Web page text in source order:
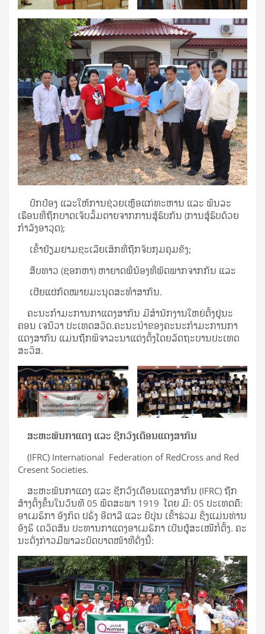
 ປົກ​ປ້ອງ ແລະ​ໃຫ້​ການ​ຊ່ວຍ​ເຫຼືອ​ແກ່​ທະ​ຫານ ແລະ ​ພົນ​ລະ​
ເຮືອນ​ທີ່​ຖືກ​ບາດ​ເຈັບ​ລົ້ມ​ຕາຍ​ຈາກ​ການ​ສູ້​ຮົບ​ກັນ (ການ​ສູ້​ຮົບ​ດ້ວຍ​
ກຳ​ລັງ​ອາ​ວຸດ);
 ເຂົ້າ​ຢ້ຽມ​ຢາມຊະ​ເລີຍ​ເສິກ​ທີ່​ຖືກ​ຈັບ​ກຸມ​ຄຸມ​ຂັງ;
 ສືບ​ທາວ (ຊອກ​ຫາ) ຫາ​ຍາດ​ພີ່​ນ້ອງ​ທີ່​ພັດ​ພາກ​ຈາກ​ກັນ ແລະ
 ເຜີຍ​ແຜ່​ກົດໝາຍ​ມະ​ນຸດ​ສະ​ທຳ​ສາ​ກົນ.
ຄະ​ນະ​ກຳ​ມະ​ການ​ກາ​ແດງ​ສາ​ກົນ ​ມີ​ສຳ​ນັກ​ງານ​ໃຫຍ່​ຕັ້ງ​ຢູ່​ນະ​
ຄອນ ເຈ​ນີ​ວາ ປະ​ເທດ​ສວິດ​.ຄະ​ນະ​ນຳຂອງ​ຄະ​ນະ​ກຳ​ມະ​ການ​ກາ​
ແດງ​ສາ​ກົນ ແມ່ນ​ຖືກ​ພິ​ຈາ​ລະ​ນາ​ແຕ່ງ​ຕັ້ງ​ໂດຍ​ລັດ​ຖະ​ບານປະ​ເທດ​
ສະ​ວິ​ສ.
ສະຫະພັນກາແດງ ແລະ ຊີກວົງເດືອນແດງສາກົນ
(IFRC) International Federation of RedCross and Red
Cresent Societies.
​ສະ​ຫະ​ພັນ​ກາ​ແດງ ແລະ ຊີກວົງ​ເດືອນ​ແດງ​ສາ​ກົນ (IFRC) ຖືກ​
ສ້າງ​ຕັ້ງ​ຂຶ້ນ​ໃນ​ວັນ​ທີ 05 ພຶດ​ສະ​ພາ 1919 ໂດຍ​ ​​ມີ​: 05 ປະເທດ​ຄື:
ອາ​ເມຣິ​ກາ ອັງ​ກິດ ຝ​ຣັ່ງ ອີ​ຕາ​ລີ ແລະ ຍີ​ປຸ່ນ​ ເຂົ້າ​ຮ່ວມ ຊຶ່ງ​ແມ່ນທ່ານ
ອັງ​ຣີ ເດ​ວິດ​ສັນ ປະ​ທານ​ກາ​ແດງ​ອາ​ເມ​ຣິ​ກາ ເປັນ​ຜູ້​ສະ​ເໜີກໍ່​ຕັ້ງ. ຄະ​
ນະ​ດັ່ງ​ກ່າວມີ​​ພາ​ລະ​ບົດ​ບາດໜ້າ​ທີ່​ດັ່ງ​ນີ້: